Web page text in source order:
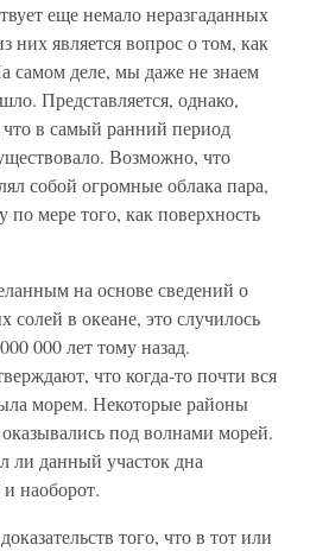
еще немало неразгаданных
них является вопрос о том, как
самом деле, мы даже не знаем
Представляется, однако,
в самый ранний период
Возможно, что
собой огромные облака пара,
по мере того, как поверхность
на основе сведений о
солей в океане, это случилось
000 лет тому назад.
что когда-то почти вся
морем. Некоторые районы
под волнами морей.
ли данный участок дна
наоборот.
того, что в тот или